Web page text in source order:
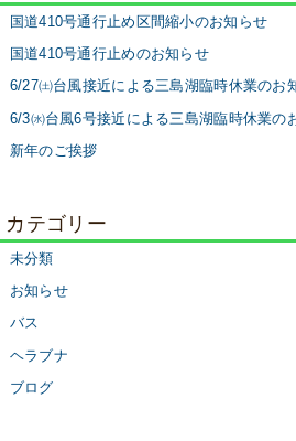
国道410号通行止め区間縮小のお知らせ
国道410号通行止めのお知らせ
6/27㈯台風接近による三島湖臨時休業のお
6/3㈬台風6号接近による三島湖臨時休業の
新年のご挨拶
カテゴリー
未分類
お知らせ
バス
ヘラブナ
ブログ